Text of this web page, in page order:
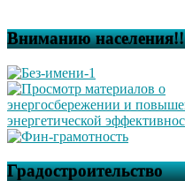
Вниманию населения!!
Градостроительство